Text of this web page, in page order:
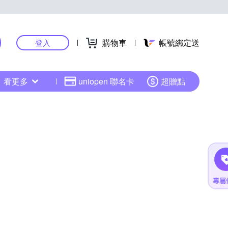
登入 購物車 帳號綁定送
看更多 uniopen 聯名卡 超贈點